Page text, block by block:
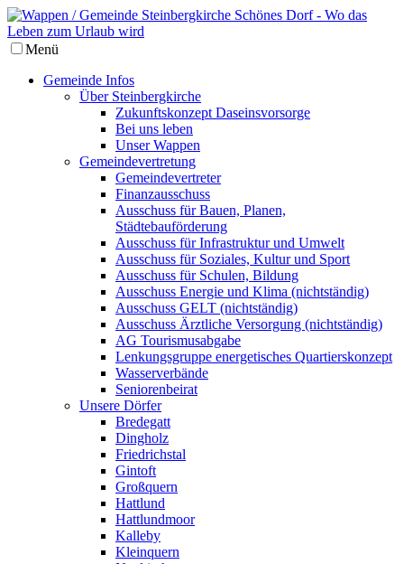
Menü
Gemeinde Infos
Über Steinbergkirche
Zukunftskonzept Daseinsvorsorge
Bei uns leben
Unser Wappen
Gemeindevertretung
Gemeindevertreter
Finanzausschuss
Ausschuss für Bauen, Planen,
Städtebauförderung
Ausschuss für Infrastruktur und Umwelt
Ausschuss für Soziales, Kultur und Sport
Ausschuss für Schulen, Bildung
Ausschuss Energie und Klima (nichtständig)
Ausschuss GELT (nichtständig)
Ausschuss Ärztliche Versorgung (nichtständig)
AG Tourismusabgabe
Lenkungsgruppe energetisches Quartierskonzept
Wasserverbände
Seniorenbeirat
Unsere Dörfer
Bredegatt
Dingholz
Friedrichstal
Gintoft
Großquern
Hattlund
Hattlundmoor
Kalleby
Kleinquern